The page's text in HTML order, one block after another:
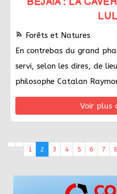
rss_feed Forêts et Natures
En contrebas du grand
servi, selon les dires, de
philosophe Catalan
Voir plus
1 2 3 4 5 6 7 8